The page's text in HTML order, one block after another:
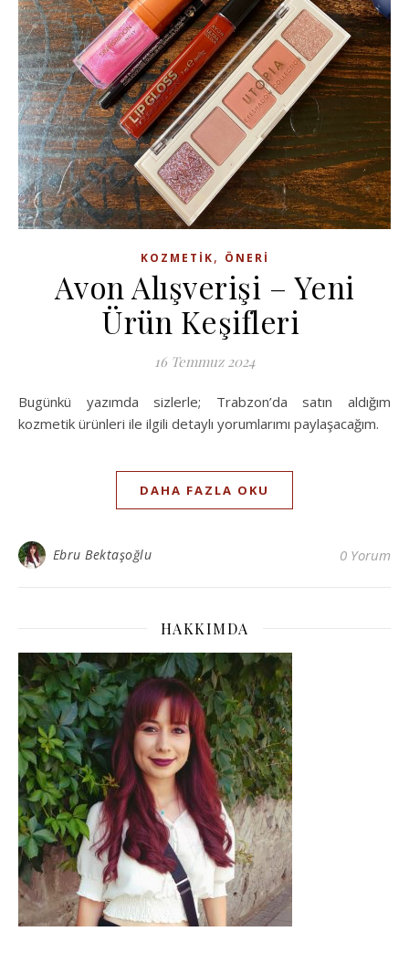
KOZMETIK, ÖNERI
Avon Alışverişi – Yeni
Ürün Keşifleri
16 Temmuz 2024
Bugünkü yazımda sizlerle; Trabzon’da satın aldığım
kozmetik ürünleri ile ilgili detaylı yorumlarımı paylaşacağım.
DAHA FAZLA OKU
Ebru Bektaşoğlu 0 Yorum
HAKKIMDA